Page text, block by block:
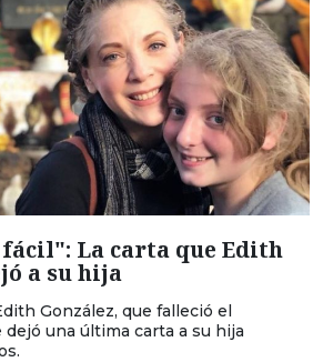
La carta que Edith
a su hija
González, que falleció el
dejó una última carta a su hija